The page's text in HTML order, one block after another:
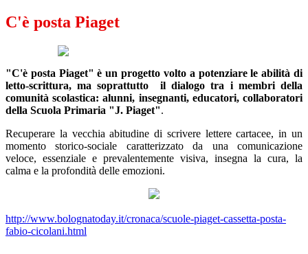
C'è posta Piaget
"C'è posta Piaget" è un progetto volto a potenziare le abilità di
letto-scrittura, ma soprattutto
il dialogo tra i membri della
comunità scolastica: alunni, insegnanti, educatori, collaboratori
della Scuola Primaria "J. Piaget".
Recuperare la vecchia abitudine di scrivere lettere cartacee, in un
momento storico-sociale caratterizzato da una comunicazione
veloce, essenziale e prevalentemente visiva, insegna la cura, la
calma e la profondità delle emozioni.
http://www.bolognatoday.it/cronaca/scuole-piaget-cassetta-posta-
fabio-cicolani.html